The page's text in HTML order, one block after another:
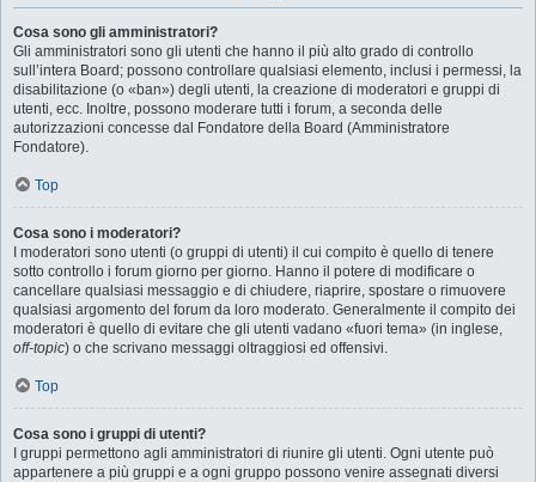
Cosa sono gli amministratori?
Gli amministratori sono gli utenti che hanno il più alto grado di controllo
sull’intera Board; possono controllare qualsiasi elemento, inclusi i permessi, la
disabilitazione (o «ban») degli utenti, la creazione di moderatori e gruppi di
utenti, ecc. Inoltre, possono moderare tutti i forum, a seconda delle
autorizzazioni concesse dal Fondatore della Board (Amministratore
Fondatore).
Top
Cosa sono i moderatori?
I moderatori sono utenti (o gruppi di utenti) il cui compito è quello di tenere
sotto controllo i forum giorno per giorno. Hanno il potere di modificare o
cancellare qualsiasi messaggio e di chiudere, riaprire, spostare o rimuovere
qualsiasi argomento del forum da loro moderato. Generalmente il compito dei
moderatori è quello di evitare che gli utenti vadano «fuori tema» (in inglese,
off-topic) o che scrivano messaggi oltraggiosi ed offensivi.
Top
Cosa sono i gruppi di utenti?
I gruppi permettono agli amministratori di riunire gli utenti. Ogni utente può
appartenere a più gruppi e a ogni gruppo possono venire assegnati diversi